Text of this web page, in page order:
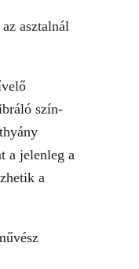
asztalnál
szín-
a jelenleg a
a